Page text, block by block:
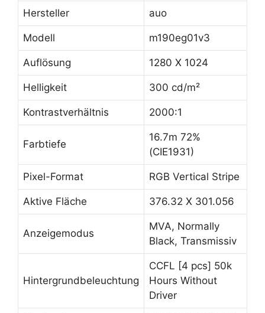
Hersteller auo
Modell m190eg01v3
Auflösung 1280 X 1024
Helligkeit 300 cd/m²
Kontrastverhältnis 2000:1
Farbtiefe
16.7m 72%
(CIE1931)
Pixel-Format RGB Vertical Stripe
Aktive Fläche 376.32 X 301.056
Anzeigemodus
MVA, Normally
Black, Transmissiv
Hintergrundbeleuchtung
CCFL [4 pcs] 50k
Hours Without
Driver